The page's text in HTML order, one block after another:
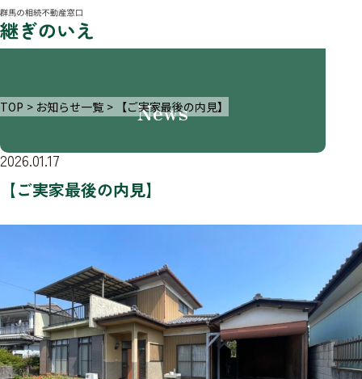
TOP お知らせ一覧 【ご実家最後の内見】
News
2026.01.17
【ご実家最後の内見】